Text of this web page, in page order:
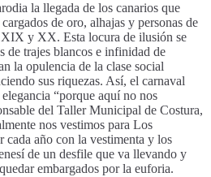
la llegada de los canarios que
de oro, alhajas y personas de
y XX. Esta locura de ilusión se
de trajes blancos e infinidad de
la opulencia de la clase social
sus riquezas. Así, el carnaval
“porque aquí no nos
del Taller Municipal de Costura,
nos vestimos para Los
cada año con la vestimenta y los
de un desfile que va llevando y
embargados por la euforia.